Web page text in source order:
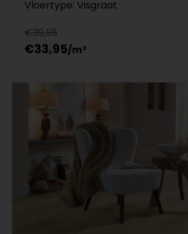
Vloertype: Visgraat
€39,95
€33,95